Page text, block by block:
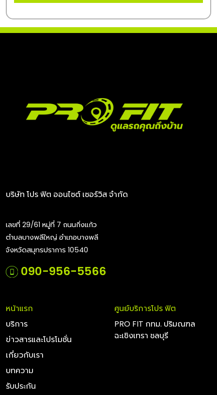
บริษัท โปร ฟิต ออนไซต์ เซอร์วิส จำกัด
เลขที่ 29/61 หมู่ที่ 7 ถนนกิ่งแก้ว
ตำบลบางพลีใหญ่ อำเภอบางพลี
จังหวัดสมุทรปราการ 10540
090-956-5566
หน้าแรก
บริการ
ข่าวสารและโปรโมชั่น
เกี่ยวกับเรา
บทความ
รับประกัน
ศูนย์บริการโปร ฟิต
PRO FIT กทม. ปริมณฑล
ฉะเชิงเทรา ชลบุรี